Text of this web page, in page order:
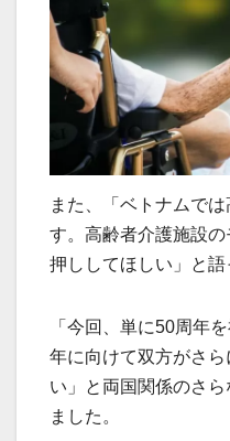
また、「ベトナムで
す。高齢者介護施設
押ししてほしい」と語
「今回、単に50周年
年に向けて双方がさ
い」と両国関係のさ
ました。